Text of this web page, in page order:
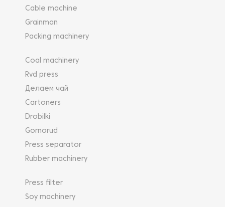
Cable machine
Grainman
Packing machinery
Coal machinery
Rvd press
Делаем чай
Cartoners
Drobilki
Gornorud
Press separator
Rubber machinery
Press filter
Soy machinery